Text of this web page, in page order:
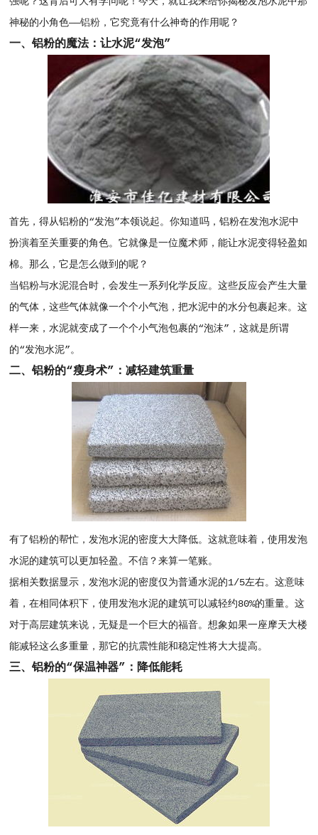
神秘的小角色——铝粉 ，它究竟有什么神奇的作用呢？
一、铝粉的魔法：让水泥“发泡”
首先，得从铝粉的“发泡”本领说起。你知道吗，铝粉在发泡水泥中
扮演着至关重要的角色。它就像是一位魔术师，能让水泥变得轻盈如
棉。那么，它是怎么做到的呢？
当铝粉与水泥混合时，会发生一系列化学反应。这些反应会产生大量
的气体，这些气体就像一个个小气泡，把水泥中的水分包裹起来。这
样一来，水泥就变成了一个个小气泡包裹的“泡沫”，这就是所谓
的“发泡水泥”。
二、铝粉的“瘦身术”：减轻建筑重量
有了铝粉的帮忙，发泡水泥的密度大大降低。这就意味着，使用发泡
水泥的建筑可以更加轻盈。不信？来算一笔账。
据相关数据显示，发泡水泥的密度仅为普通水泥的1/5左右。这意味
着，在相同体积下，使用发泡水泥的建筑可以减轻约80%的重量。这
对于高层建筑来说，无疑是一个巨大的福音。想象如果一座摩天大楼
能减轻这么多重量，那它的抗震性能和稳定性将大大提高。
三、铝粉的“保温神器”：降低能耗